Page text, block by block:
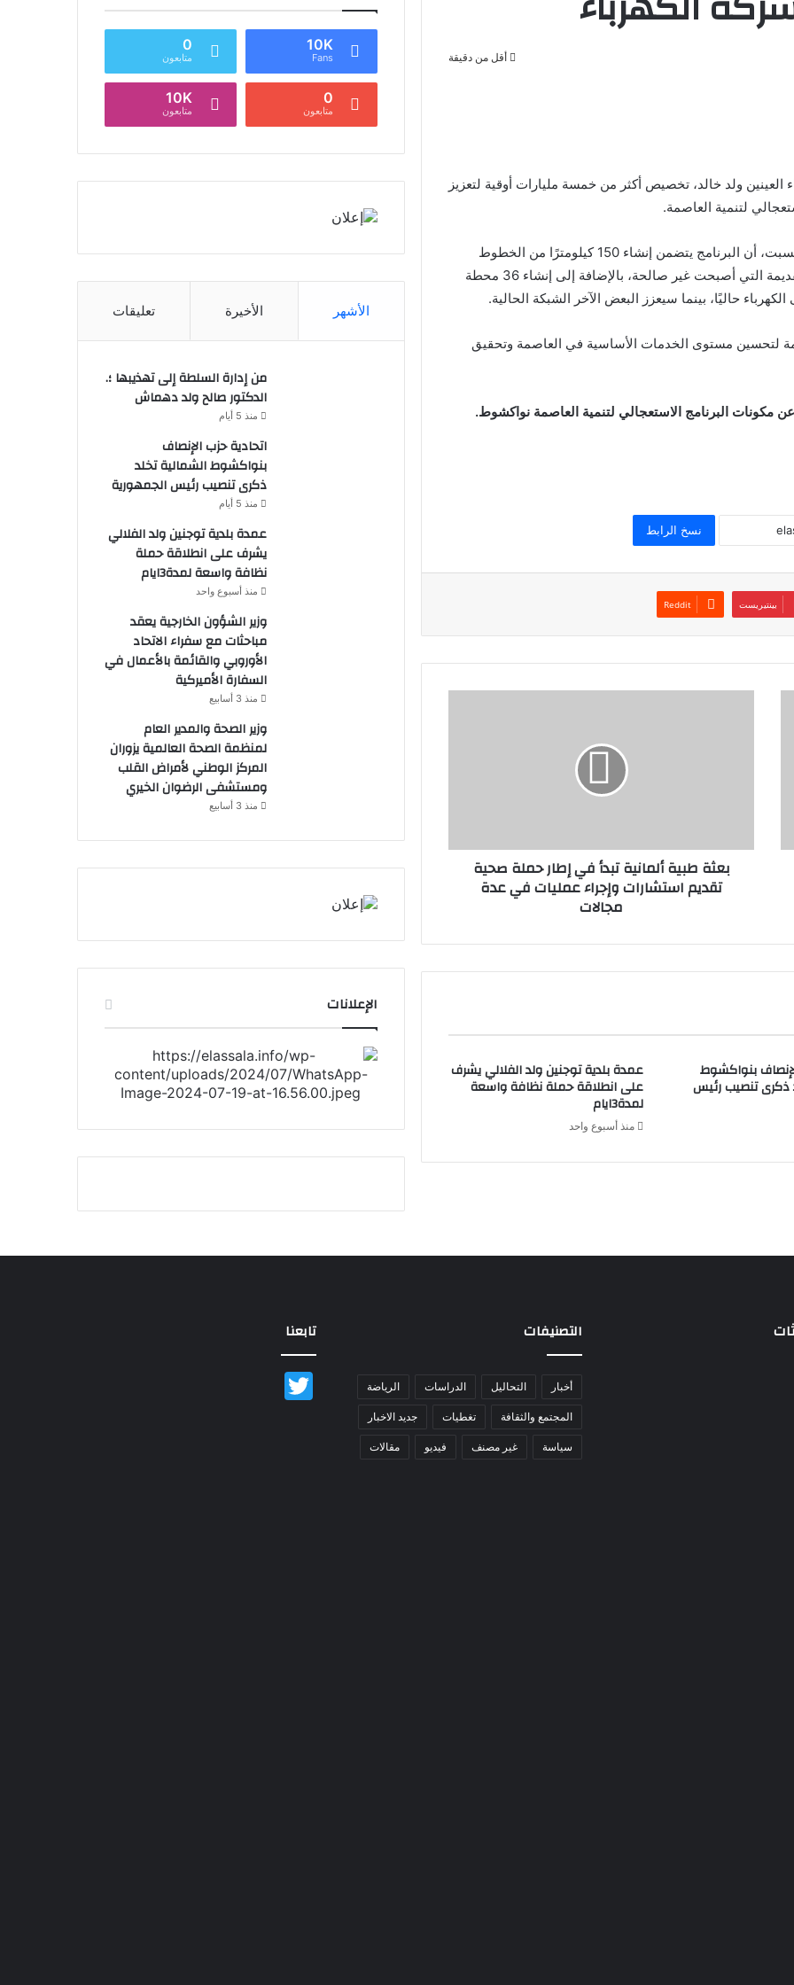
أقل من دقيقة
ولد خالد، تخصيص أكثر من خمسة مليارات أوقية لتعزيز
لتنمية العاصمة.
وأوضح الوزير في لقاء مع إذاعة موريتانيا مساء أمس السبت، أن البرنامج يتضمن إنشاء 150 كيلومترًا من الخطوط
الكهربائية الجديدة وتجديد 40 كيلومترًا من الخطوط القديمة التي أصبحت غير صالحة، بالإضافة إلى إنشاء 36 محطة
حاليًا، بينما سيعزز البعض الآخر الشبكة الحالية.
لتحسين مستوى الخدمات الأساسية في العاصمة وتحقيق
مكونات البرنامج الاستعجالي لتنمية العاصمة نواكشوط.
نسخ الرابط
بينتيريست
بعثة طبية ألمانية تبدأ في إطار حملة صحية
تقديم استشارات وإجراء عمليات في عدة
مجالات
بنواكشوط
ذكرى تنصيب رئيس
عمدة بلدية توجنين ولد الفلالي يشرف
على انطلاقة حملة نظافة واسعة
لمدة3ايام
منذ أسبوع واحد
10K
Fans
0
متابعون
0
متابعون
10K
متابعون
الأشهر الأخيرة تعليقات
من إدارة السلطة إلى تهذيبها ؛.
الدكتور صالح ولد دهماش
منذ 5 أيام
اتحادية حزب الإنصاف
بنواكشوط الشمالية تخلد
ذكرى تنصيب رئيس الجمهورية
منذ 5 أيام
عمدة بلدية توجنين ولد الفلالي
يشرف على انطلاقة حملة
نظافة واسعة لمدة3ايام
منذ أسبوع واحد
وزير الشؤون الخارجية يعقد
مباحثات مع سفراء الاتحاد
الأوروبي والقائمة بالأعمال في
السفارة الأميركية
منذ 3 أسابيع
وزير الصحة والمدير العام
لمنظمة الصحة العالمية يزوران
المركز الوطني لأمراض القلب
ومستشفى الرضوان الخيري
منذ 3 أسابيع
الإعلانات
التصنيفات
أخبار التحاليل الدراسات الرياضة
المجتمع والثقافة تغطيات جديد الاخبار
سياسة غير مصنف فيديو مقالات
تابعنا